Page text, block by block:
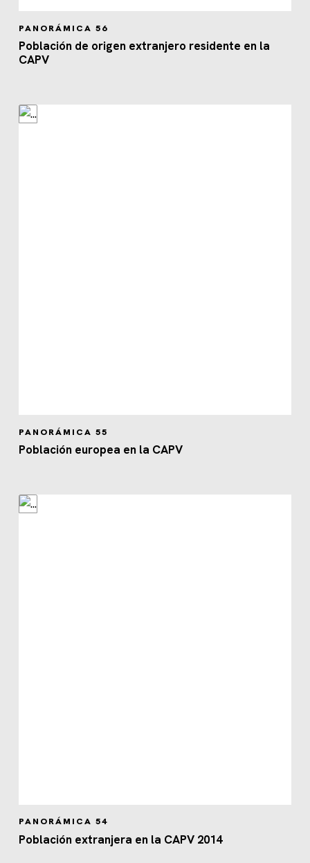
PANORÁMICA 56
Población de origen extranjero residente en la
CAPV
PANORÁMICA 55
Población europea en la CAPV
PANORÁMICA 54
Población extranjera en la CAPV 2014